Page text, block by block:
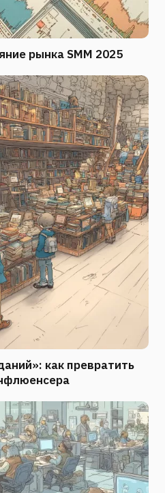
рынка SMM 2025
как превратить